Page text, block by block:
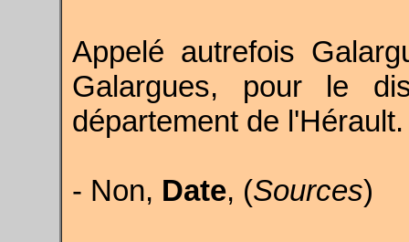
Appelé autrefois
Galargues, pour le
département de l'Hérault.
- Non, Date, (Sources)